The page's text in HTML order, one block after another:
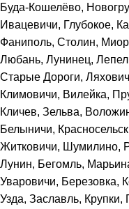
Буда-Кошелёво,
Ивацевичи, Глубокое,
Фаниполь, Столин,
Любань, Лунинец,
Старые Дороги,
Климовичи, Вилейка,
Кличев, Зельва,
Белыничи,
Житковичи, Шумилино,
Лунин, Бегомль,
Уваровичи, Березовка,
Узда, Заславль, Крупки,